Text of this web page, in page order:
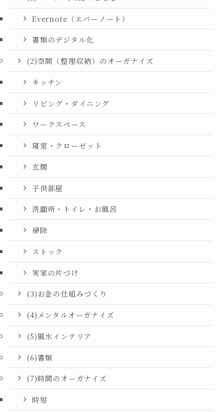
Evernote（エバーノート）
書類のデジタル化
(2)空間（整理収納）のオーガナイズ
キッチン
リビング・ダイニング
ワークスペース
寝室・クローゼット
玄関
子供部屋
洗面所・トイレ・お風呂
掃除
ストック
実家の片づけ
(3)お金の仕組みづくり
(4)メンタルオーガナイズ
(5)風水インテリア
(6)書類
(7)時間のオーガナイズ
時短